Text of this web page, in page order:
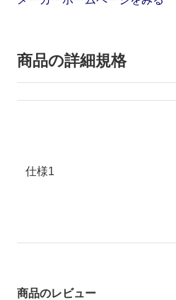
商品の詳細規格
仕様1
商品のレビュー